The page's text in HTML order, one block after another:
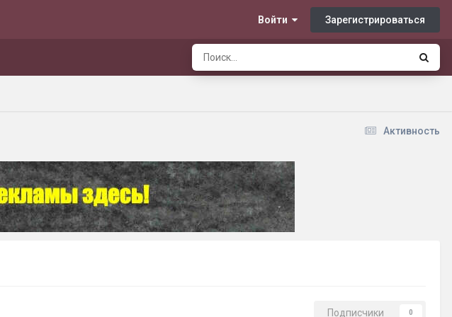
Войти Зарегистрироваться
Активность
Подписчики 0